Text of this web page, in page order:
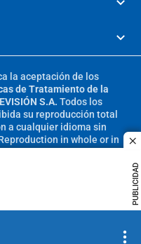
PUBLICIDAD
la aceptación de los
de Tratamiento de la
S.A. Todos los
su reproducción total
a cualquier idioma sin
in whole or in